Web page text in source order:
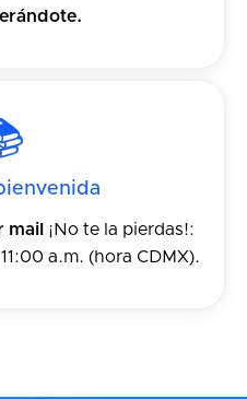
mail ¡No te la pierdas!:
a.m. (hora CDMX).